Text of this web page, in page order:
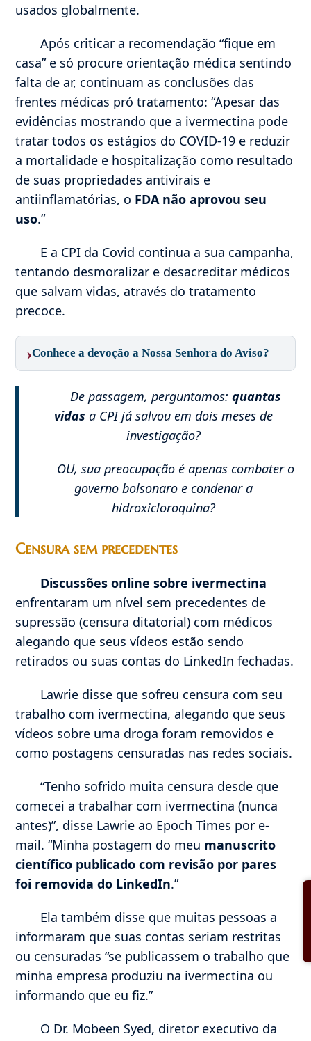
usados ​​globalmente.
Após criticar a recomendação “fique em
casa” e só procure orientação médica sentindo
falta de ar, continuam as conclusões das
frentes médicas pró tratamento: “Apesar das
evidências mostrando que a ivermectina pode
tratar todos os estágios do COVID-19 e reduzir
a mortalidade e hospitalização como resultado
de suas propriedades antivirais e
antiinflamatórias, o FDA não aprovou seu
uso.”
E a CPI da Covid continua a sua campanha,
tentando desmoralizar e desacreditar médicos
que salvam vidas, através do tratamento
precoce.
›Conhece a devoção a Nossa Senhora do Aviso?
De passagem, perguntamos:quantas
vidas a CPI já salvou em dois meses de
investigação?
OU, sua preocupação é apenas combater o
governo bolsonaro e condenar a
hidroxicloroquina?
Censura sem precedentes
Discussões online sobre ivermectina
enfrentaram um nível sem precedentes de
supressão (censura ditatorial) com médicos
alegando que seus vídeos estão sendo
retirados ou suas contas do LinkedIn fechadas.
Lawrie disse que sofreu censura com seu
trabalho com ivermectina, alegando que seus
vídeos sobre uma droga foram removidos e
como postagens censuradas nas redes sociais.
“Tenho sofrido muita censura desde que
comecei a trabalhar com ivermectina (nunca
antes)”, disse Lawrie ao Epoch Times por e-
mail. “Minha postagem do meu manuscrito
científico publicado com revisão por pares
foi removida do LinkedIn.”
Ela também disse que muitas pessoas a
informaram que suas contas seriam restritas
ou censuradas “se publicassem o trabalho que
minha empresa produziu na ivermectina ou
informando que eu fiz.”
O Dr. Mobeen Syed, diretor executivo da